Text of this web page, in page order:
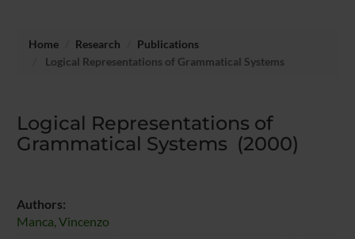
Home Research
Publications
Logical Representations of Grammatical Systems
Logical Representations of
Grammatical Systems (2000)
Authors:
Manca, Vincenzo